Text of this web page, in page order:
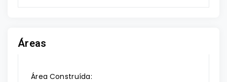
Áreas
Área Construída: